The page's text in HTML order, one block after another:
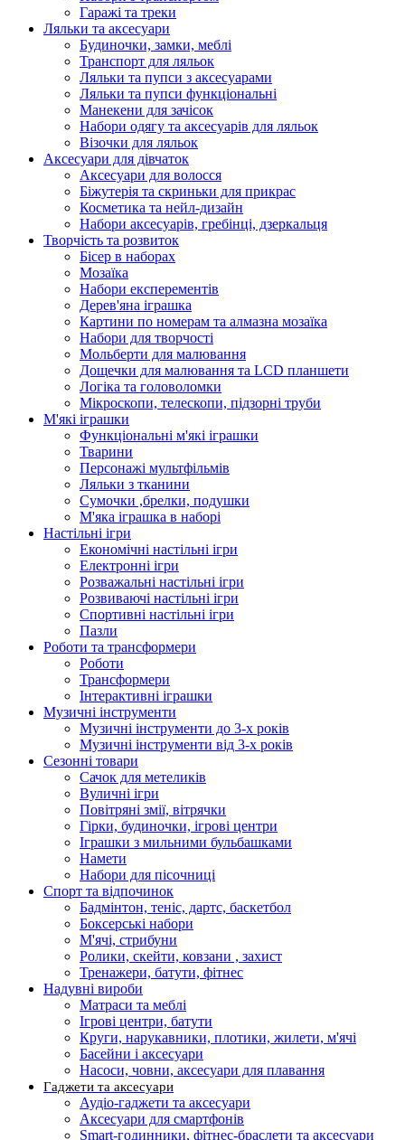
Гаражі та треки
Ляльки та аксесуари
Будиночки, замки, меблі
Транспорт для ляльок
Ляльки та пупси з аксесуарами
Ляльки та пупси функціональні
Манекени для зачісок
Набори одягу та аксесуарів для ляльок
Візочки для ляльок
Аксесуари для дівчаток
Аксесуари для волосся
Біжутерія та скриньки для прикрас
Косметика та нейл-дизайн
Набори аксесуарів, гребінці, дзеркальця
Творчість та розвиток
Бісер в наборах
Мозаїка
Набори експерементів
Дерев'яна іграшка
Картини по номерам та алмазна мозаїка
Набори для творчості
Мольберти для малювання
Дощечки для малювання та LCD планшети
Логіка та головоломки
Мікроскопи, телескопи, підзорні труби
М'які іграшки
Функціональні м'які іграшки
Тварини
Персонажі мультфільмів
Ляльки з тканини
Сумочки ,брелки, подушки
М'яка іграшка в наборі
Настільні ігри
Економічні настільні ігри
Електронні ігри
Розважальні настільні ігри
Розвиваючі настільні ігри
Спортивні настільні ігри
Пазли
Роботи та трансформери
Роботи
Трансформери
Інтерактивні іграшки
Музичні інструменти
Музичні інструменти до 3-х років
Музичні інструменти від 3-х років
Сезонні товари
Сачок для метеликів
Вуличні ігри
Повітряні змії, вітрячки
Гірки, будиночки, ігрові центри
Іграшки з мильними бульбашками
Намети
Набори для пісочниці
Спорт та відпочинок
Бадмінтон, теніс, дартс, баскетбол
Боксерські набори
М'ячі, стрибуни
Ролики, скейти, ковзани , захист
Тренажери, батути, фітнес
Надувні вироби
Матраси та меблі
Ігрові центри, батути
Круги, нарукавники, плотики, жилети, м'ячі
Басейни і аксесуари
Насоси, човни, аксесуари для плавання
Гаджети та аксесуари
Аудіо-гаджети та аксесуари
Аксесуари для смартфонів
Smart-годинники, фітнес-браслети та аксесуари